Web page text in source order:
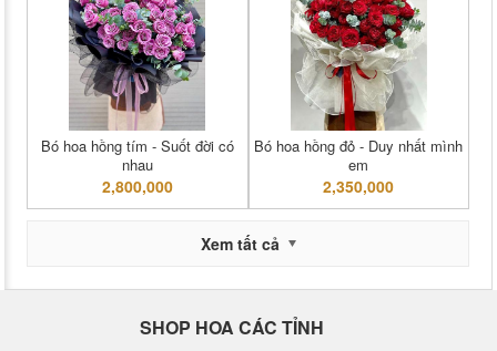
Bó hoa hồng tím - Suốt đời có
nhau
2,800,000
Bó hoa hồng đỏ - Duy nhất mình
em
2,350,000
Xem tất cả
SHOP HOA CÁC TỈNH